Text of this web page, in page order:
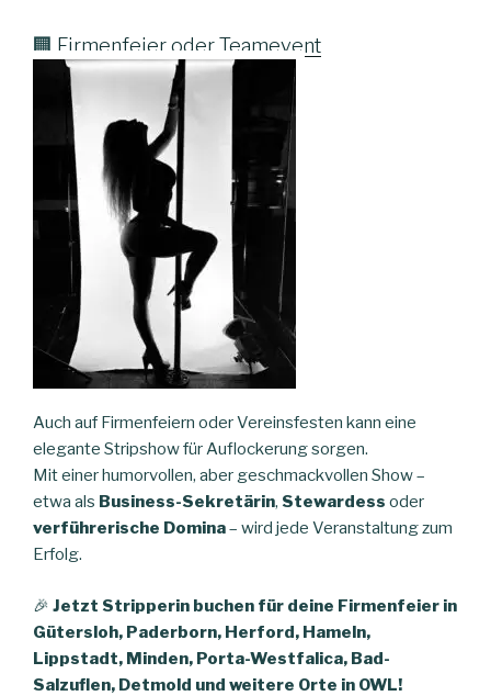
🏢 Firmenfeier oder Teamevent
Auch auf Firmenfeiern oder Vereinsfesten kann eine
elegante Stripshow für Auflockerung sorgen.
Mit einer humorvollen, aber geschmackvollen Show –
etwa als Business-Sekretärin, Stewardess oder
verführerische Domina– wird jede Veranstaltung zum
Erfolg.
🎉 Jetzt Stripperin buchen für deine Firmenfeier in
Gütersloh, Paderborn, Herford, Hameln,
Lippstadt, Minden, Porta-Westfalica, Bad-
Salzuflen, Detmold und weitere Orte in OWL!